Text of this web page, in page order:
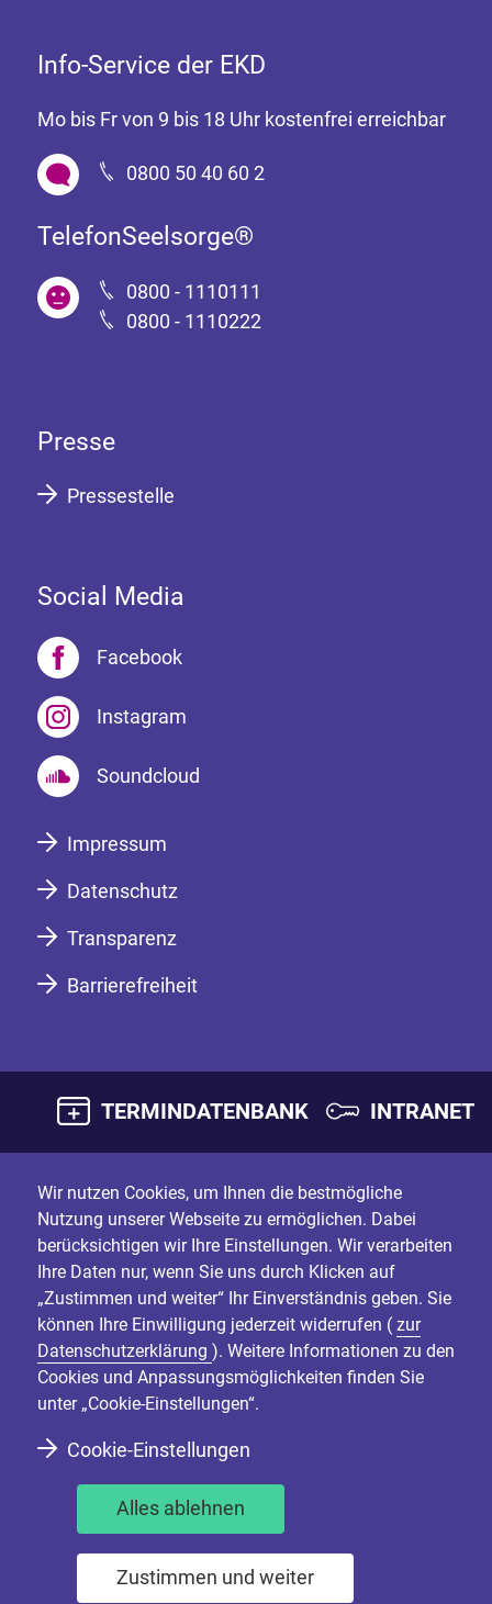
Info-Service der EKD
Mo bis Fr von 9 bis 18 Uhr kostenfrei erreichbar
0800 50 40 60 2
TelefonSeelsorge®
0800 - 1110111
0800 - 1110222
Presse
Pressestelle
Social Media
Facebook
Instagram
Soundcloud
Impressum
Datenschutz
Transparenz
Barrierefreiheit
TERMINDATENBANK INTRANET
Wir nutzen Cookies, um Ihnen die bestmögliche
Nutzung unserer Webseite zu ermöglichen. Dabei
berücksichtigen wir Ihre Einstellungen. Wir verarbeiten
Ihre Daten nur, wenn Sie uns durch Klicken auf
„Zustimmen und weiter“ Ihr Einverständnis geben. Sie
können Ihre Einwilligung jederzeit widerrufen ( zur
Datenschutzerklärung ). Weitere Informationen zu den
Cookies und Anpassungsmöglichkeiten finden Sie
unter „Cookie-Einstellungen“.
Cookie-Einstellungen
Alles ablehnen
Zustimmen und weiter